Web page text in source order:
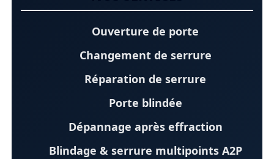
Ouverture de porte
Changement de serrure
Réparation de serrure
Porte blindée
Dépannage après effraction
Blindage & serrure multipoints A2P